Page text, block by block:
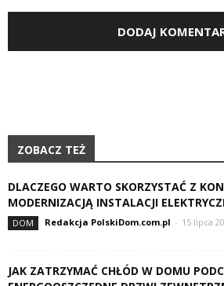
ZOBACZ TEŻ
DLACZEGO WARTO SKORZYSTAĆ Z
MODERNIZACJĄ INSTALACJI
DOM Redakcja PolskiDom.com.pl - 15 lipca
JAK ZATRZYMAĆ CHŁÓD W DOMU